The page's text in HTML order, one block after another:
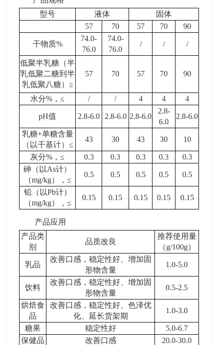
型号
液体
固体
57
70 57 70 90
干物质%
74.0-
76.0
74.0-
76.0
/ / /
低聚半乳糖（半
乳低聚二糖到半
乳低聚八糖） ≥
57 70 57 70 90
水分% ， ≤ / / 4 4 4
pH值 2.8-6.0 2.8-6.0 2.8-6.0
2.8-
6.0
2.8-6.0
乳糖+单糖含量
（以干基计） ≤
43 30 43 30 10
灰分% ， ≤ 0.3 0.3 0.3 0.3
0.3
砷（以As计）
（mg/kg）， ≤
0.5 0.5 0.5 0.5 0.5
铅（以Pb计）
（mg/kg）， ≤
0.15 0.15 0.15 0.15 0.15
产品应用
产品类
别
品质改良
推荐使用量
（g/100g）
乳品
改善口感，稳定性好、增加固
形物含量
1.0-5.0
饮料
改善口感，稳定性好、增加固
形物含量
0.5-2.5
烘焙食
品
改善口感，稳定性好、色泽优
化、延长货架期
1.0-3.0
糖果 稳定性好
5.0-6.7
保健品
改善口感 20.0-30.0